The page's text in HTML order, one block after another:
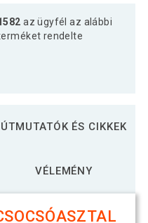
az ügyfél az alábbi
rendelte
ÚTMUTATÓK ÉS CIKKEK
VÉLEMÉNY